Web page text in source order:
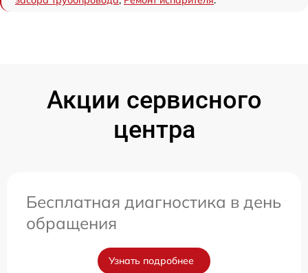
Акции сервисного
центра
Бесплатная диагностика в день
обращения
Узнать подробнее